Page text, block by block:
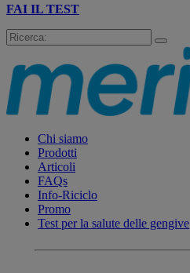
FAI IL TEST
Chi siamo
Prodotti
Articoli
FAQs
Info-Riciclo
Promo
Test per la salute delle gengive